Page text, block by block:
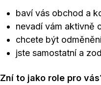
baví vás obchod a
nevadí vám aktivně
chcete být
jste samostatní a
Zní to jako role pro